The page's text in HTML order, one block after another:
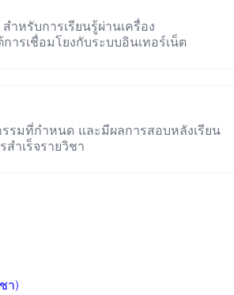
ำหรับการเรียนรู้ผ่านเครื่อง
ารเชื่อมโยงกับระบบอินเทอร์เน็ต
รมที่กำหนด และมีผลการสอบหลังเรียน
ำเร็จรายวิชา
า)